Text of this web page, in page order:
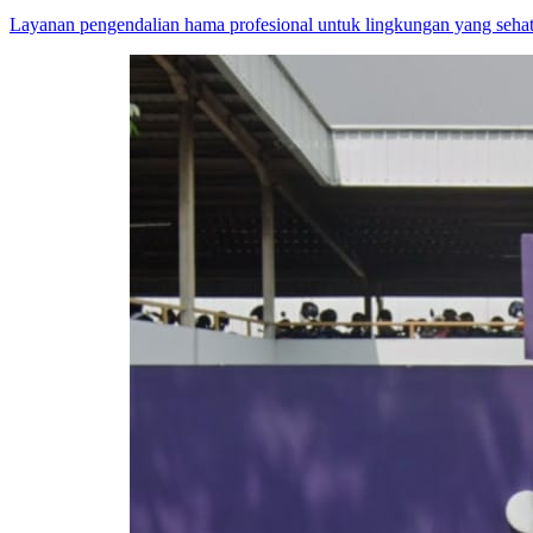
Layanan pengendalian hama profesional untuk lingkungan yang